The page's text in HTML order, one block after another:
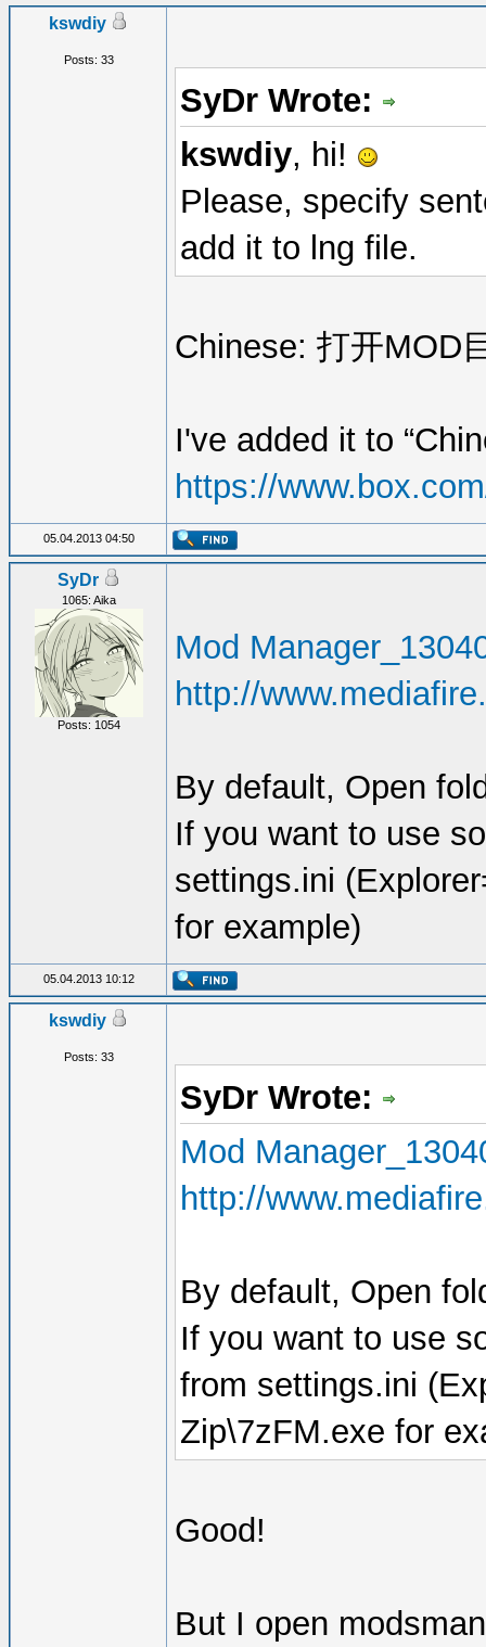
kswdiy
Posts: 33
SyDr Wrote:
kswdiy, hi!
Please, specify
add it to lng file.
Chinese: 打开MOD
I've added it to
https://
05.04.2013 04:50
SyDr
1065: Aika
Posts: 1054
Mod
http://
By default, Open
If you want to use
settings.ini
for example)
05.04.2013 10:12
kswdiy
Posts: 33
SyDr Wrote:
Mod
http://
By default, Open
If you want to use
from settings.ini
Zip\7zFM.exe for
Good!
But I open